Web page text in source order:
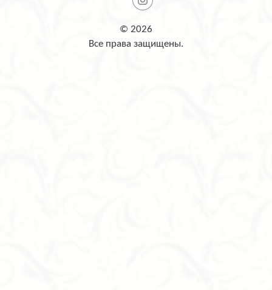
© 2026
Все права защищены.